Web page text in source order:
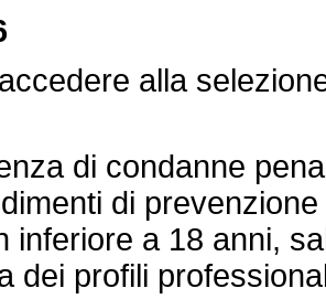
alla
di condanne
di
inferiore a 18 anni,
dei profili